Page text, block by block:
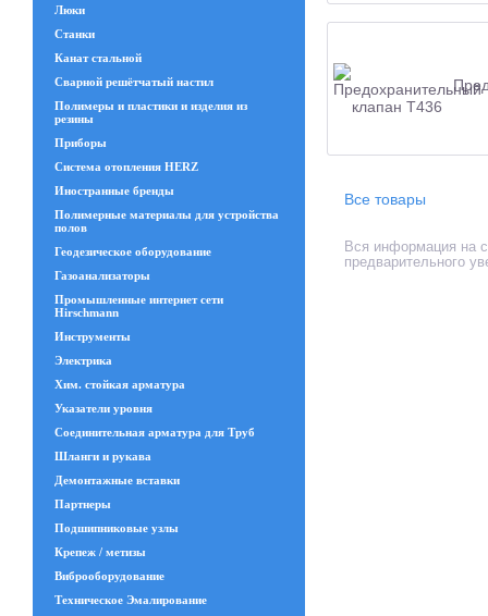
Люки
Станки
Канат стальной
Сварной решётчатый настил
Полимеры и пластики и изделия из
резины
Приборы
Система отопления HERZ
Иностранные бренды
Полимерные материалы для устройства
полов
Геодезическое оборудование
Газоанализаторы
Промышленные интернет сети
Hirschmann
Инструменты
Электрика
Хим. стойкая арматура
Указатели уровня
Соединительная арматура для Труб
Шланги и рукава
Демонтажные вставки
Партнеры
Подшипниковые узлы
Крепеж / метизы
Виброоборудование
Техническое Эмалирование
Все товары
Вся информация на
предварительного